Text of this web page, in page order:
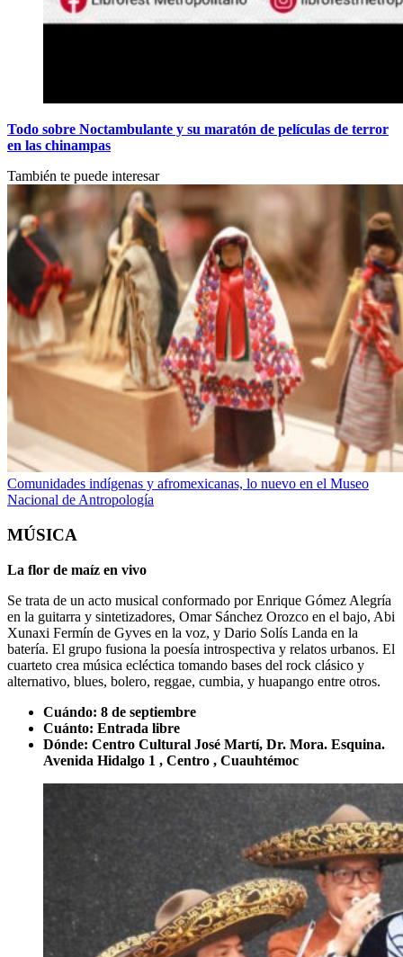
Todo sobre Noctambulante y su maratón de películas de terror
en las chinampas
También te puede interesar
Comunidades indígenas y afromexicanas, lo nuevo en el Museo
Nacional de Antropología
MÚSICA
La flor de maíz en vivo
Se trata de un acto musical conformado por Enrique Gómez Alegría
en la guitarra y sintetizadores, Omar Sánchez Orozco en el bajo, Abi
Xunaxi Fermín de Gyves en la voz, y Dario Solís Landa en la
batería. El grupo fusiona la poesía introspectiva y relatos urbanos. El
cuarteto crea música ecléctica tomando bases del rock clásico y
alternativo, blues, bolero, reggae, cumbia, y huapango entre otros.
Cuándo: 8 de septiembre
Cuánto: Entrada libre
Dónde: Centro Cultural José Martí, Dr. Mora. Esquina.
Avenida Hidalgo 1 , Centro , Cuauhtémoc